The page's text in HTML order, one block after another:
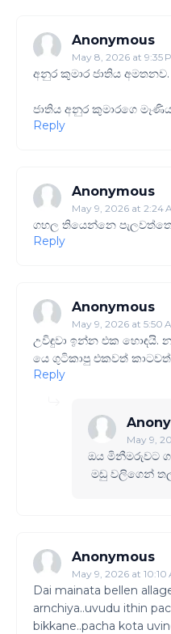
Anonymous
May 8, 2026 at 9:35
අනුර කුමාර ජාතිය අමතනව.
ජාතිය අනුර කුමාරගෙ
Reply
Anonymous
May 9, 2026 at 2:24
ගහල තියෙන්නෙ
Reply
Anonymous
May 9, 2026 at 5:50
උවිඳුවා ඉන්න එක හොඳයි.
යෙ ගුටිකාපු එකවත්
Reply
May 9,
ඔය මිනීමරුවට
මඩු වලිගෙන්
Anonymous
May 9, 2026 at 10:10
Dai mainata bellen
arnchiya..uvudu ithin
bikkane..pacha kota